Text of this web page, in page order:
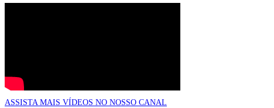
ASSISTA MAIS VÍDEOS NO NOSSO CANAL